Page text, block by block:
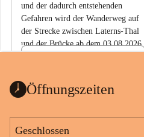
und der dadurch entstehenden
Gefahren wird der Wanderweg auf
der Strecke zwischen Laterns-Thal
und der Brücke ab dem 03.08.2026
ht
1 Seite•0,1 MB
Öffnungszeiten
Geschlossen